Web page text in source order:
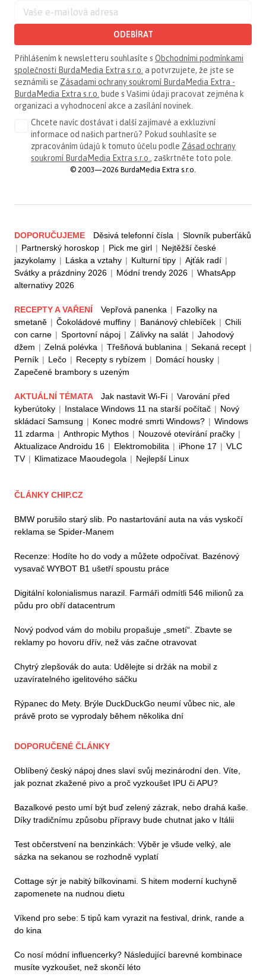
ODEBÍRAT
Přihlášením k newsletteru souhlasíte s Obchodními podmínkami
společnosti BurdaMedia Extra s.r.o. a potvrzujete, že jste se
seznámili se Zásadami ochrany soukromí BurdaMedia Extra -
BurdaMedia Extra s.r.o. bude s Vašimi údaji pracovat zejména k
organizaci a vyhodnocení akce a zasílání novinek.
Chcete navíc dostávat i další zajímavé a exkluzivní
informace od našich partnerů? Pokud souhlasíte se
zpracováním údajů k tomuto účelu podle Zásad ochrany
soukromí BurdaMedia Extra s.r.o. , zaškrtněte toto pole.
© 2003—2026 BurdaMedia Extra s.r.o.
DOPORUČUJEME Děsivá telefonní čísla | Slovník puberťáků
| Partnerský horoskop | Pick me girl | Nejtěžší české
jazykolamy | Láska a vztahy | Kulturní tipy | Ajťák radí |
Svátky a prázdniny 2026 | Módní trendy 2026 | WhatsApp
alternativy 2026
RECEPTY A VAŘENÍ Vepřová panenka | Fazolky na
smetaně | Čokoládové muffiny | Banánový chlebíček | Chili
con carne | Sportovní nápoj | Zálivky na salát | Jahodový
džem | Zelná polévka | Třešňová bublanina | Sekaná recept |
Perník | Lečo | Recepty s rybízem | Domácí housky |
Zapečené brambory s uzeným
AKTUÁLNÍ TÉMATA Jak nastavit Wi-Fi | Varování před
kyberútoky | Instalace Windows 11 na starší počítač | Nový
skládací Samsung | Konec modré smrti Windows? | Windows
11 zdarma | Anthropic Mythos | Nouzové otevírání pračky |
Aktualizace Androidu 16 | Elektromobilita | iPhone 17 | VLC
TV | Klimatizace Maoudegola | Nejlepší Linux
ČLÁNKY CHIP.CZ
BMW porušilo starý slib. Po nastartování auta na vás vyskočí
reklama se Spider-Manem
Recenze: Hodíte ho do vody a můžete odpočívat. Bazénový
vysavač WYBOT B1 ušetří spoustu práce
Digitální kolonialismus narazil. Farmáři odmítli 546 milionů za
půdu pro obří datacentrum
Nový podvod vám do mobilu propašuje „smetí“. Zbavte se
reklamy po hovoru dřív, než vás začne otravovat
Chytrý zlepšovák do auta: Udělejte si držák na mobil z
uzavíratelného igelitového sáčku
Rýpanec do Mety. Brýle DuckDuckGo neumí vůbec nic, ale
právě proto se vyprodaly během několika dní
DOPORUČENÉ ČLÁNKY
Oblíbený český nápoj dnes slaví svůj mezinárodní den. Víte,
jak poznat zkažené pivo a proč vyzkoušet IPU či APU?
Bazalkové pesto umí být buď zelený zázrak, nebo drahá kaše.
Díky tradičnímu způsobu přípravy bude chutnat jako v Itálii
Test občerstvení na benzinkách: Výběr je všude velký, ale
sázka na sekanou se rozhodně vyplatí
Cottage sýr je nabitý bílkovinami. S hitem moderní kuchyně
zapomenete na nudnou dietu
Víkend pro sebe: 5 tipů kam vyrazit na festival, drink, rande a
do kina
Co nosí módní influencerky? Následující barevné kombinace
musíte vyzkoušet, než skončí léto